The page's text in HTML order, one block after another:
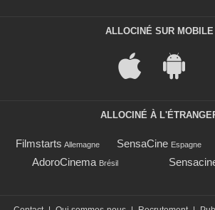
ALLOCINÉ SUR MOBILE
ALLOCINÉ À
Filmstarts Allemagne SensaCine Espagne
AdoroCinema Brésil